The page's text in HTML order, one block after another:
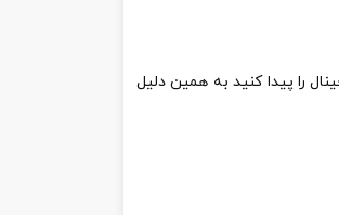
را پیدا کنید به همین دلیل